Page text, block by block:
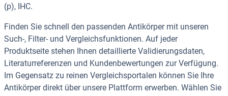
(p), IHC.
Finden Sie schnell den passenden Antikörper mit unseren
Such-, Filter- und Vergleichsfunktionen. Auf jeder
Produktseite stehen Ihnen detaillierte Validierungsdaten,
Literaturreferenzen und Kundenbewertungen zur Verfügung.
Im Gegensatz zu reinen Vergleichsportalen können Sie Ihre
Antikörper direkt über unsere Plattform erwerben. Wählen Sie